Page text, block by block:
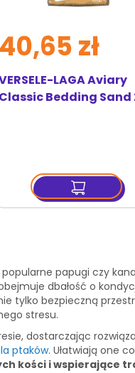
LAGA Aviary
Classic Bedding Sand
40,65 zł
papugi czy
dbałość o
tylko bezpieczną
stresu.
dostarczając
ptaków. Ułatwiają one
kości i wspierające